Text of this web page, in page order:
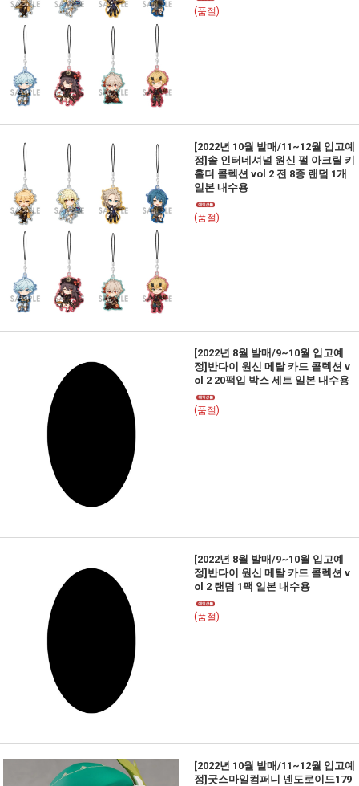
(품절)
[2022년 10월 발매/11~12월 입고예
정]솔 인터네셔널 원신 펄 아크릴 키
홀더 콜렉션 vol 2 전 8종 랜덤 1개
일본 내수용
(품절)
[2022년 8월 발매/9~10월 입고예
정]반다이 원신 메탈 카드 콜렉션 v
ol 2 20팩입 박스 세트 일본 내수용
(품절)
[2022년 8월 발매/9~10월 입고예
정]반다이 원신 메탈 카드 콜렉션 v
ol 2 랜덤 1팩 일본 내수용
(품절)
[2022년 10월 발매/11~12월 입고예
정]굿스마일컴퍼니 넨도로이드179